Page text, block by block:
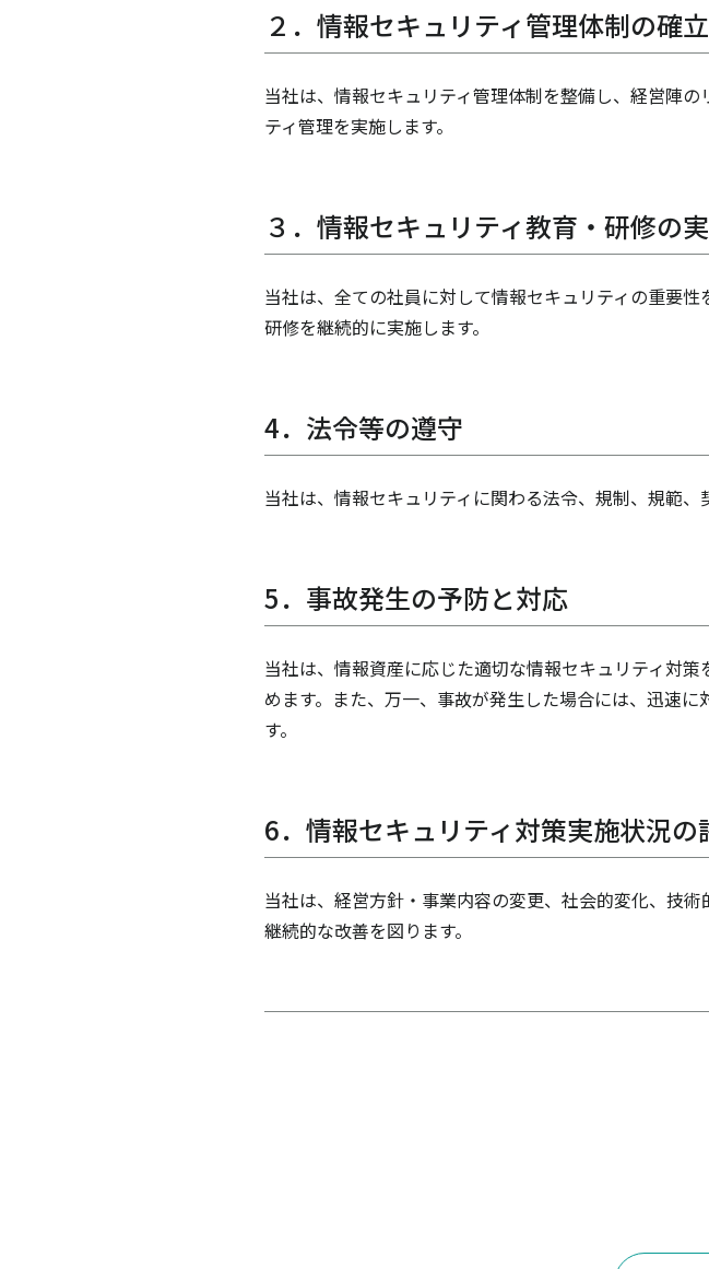
２．情報セキュリティ管理体制の確立
当社は、情報セキュリティ管理体制を整備し、経営陣
ティ管理を実施します。
３．情報セキュリティ教育・研修の
当社は、全ての社員に対して情報セキュリティの重要
研修を継続的に実施します。
4．法令等の遵守
当社は、情報セキュリティに関わる法令、規制、規範、
5．事故発生の予防と対応
当社は、情報資産に応じた適切な情報セキュリティ対
めます。また、万一、事故が発生した場合には、迅速
す。
6．情報セキュリティ対策実施状況
当社は、経営方針・事業内容の変更、社会的変化、技
継続的な改善を図ります。